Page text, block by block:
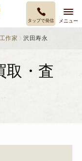
タップで発信 メニュー
作家 沢田寿永
取・査